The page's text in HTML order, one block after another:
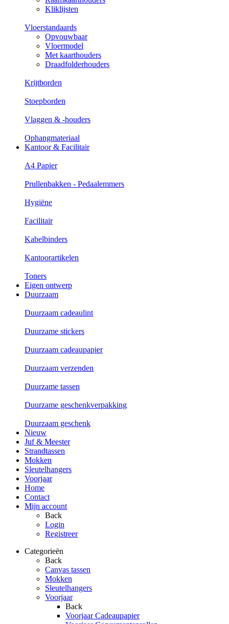
Kliklijsten
Vloerstandaards
Opvouwbaar
Vloermodel
Met kaarthouders
Draadfolderhouders
Krijtborden
Stoepborden
Vlaggen & -houders
Ophangmateriaal
Kantoor & Facilitair
A4 Papier
Prullenbakken - Pedaalemmers
Hygiëne
Facilitair
Kabelbinders
Kantoorartikelen
Toners
Eigen ontwerp
Duurzaam
Duurzaam cadeaulint
Duurzame stickers
Duurzaam cadeaupapier
Duurzaam verzenden
Duurzame tassen
Duurzame geschenkverpakking
Duurzaam geschenk
Nieuw
Juf & Meester
Strandtassen
Mokken
Sleutelhangers
Voorjaar
Home
Contact
Mijn account
Back
Login
Registreer
Categorieën
Back
Canvas tassen
Mokken
Sleutelhangers
Voorjaar
Back
Voorjaar Cadeaupapier